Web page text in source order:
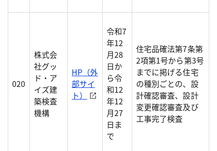
020
株式会
社グッ
ド・ア
イズ建
築検査
機構
HP（外
部サイ
ト）
令和7
年12
月28
日か
ら令
和12
年12
月27
日ま
で
住宅品確法第7条第
2項第1号から第3号
までに掲げる住宅
の種別ごとの、設
計確認審査、設計
変更確認審査及び
工事完了検査